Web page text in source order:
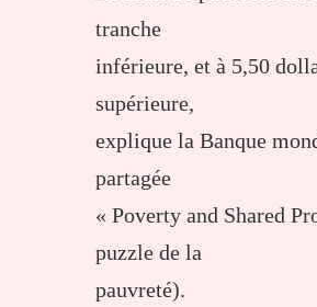
tranche
inférieure, et à 5,50
supérieure,
explique la Banque
partagée
« Poverty and Shared
puzzle de la
pauvreté).